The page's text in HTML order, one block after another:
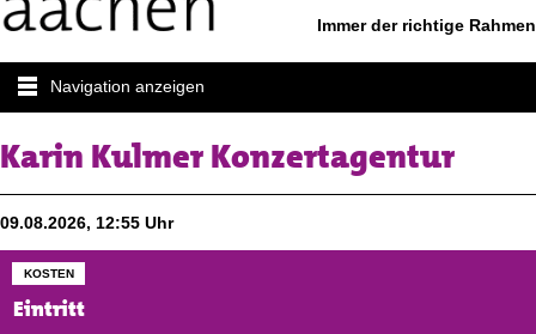
Immer der richtige Rahmen
Navigation anzeigen
Karin Kulmer Konzertagentur
09.08.2026, 12:55 Uhr
KOSTEN
Eintritt